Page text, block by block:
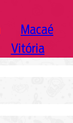
Macaé
Vitória